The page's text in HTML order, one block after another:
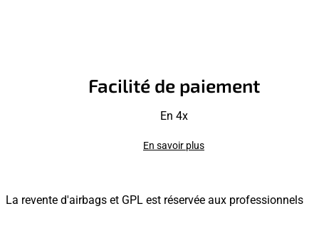
Facilité de paiement
En 4x
En savoir plus
La revente d'airbags et GPL est réservée aux professionnels